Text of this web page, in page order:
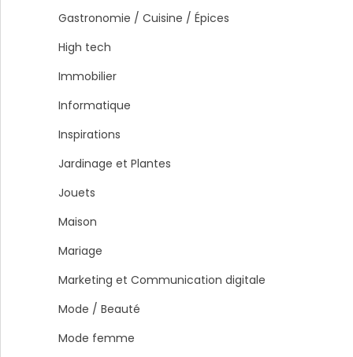
Gastronomie / Cuisine / Épices
High tech
Immobilier
Informatique
Inspirations
Jardinage et Plantes
Jouets
Maison
Mariage
Marketing et Communication digitale
Mode / Beauté
Mode femme